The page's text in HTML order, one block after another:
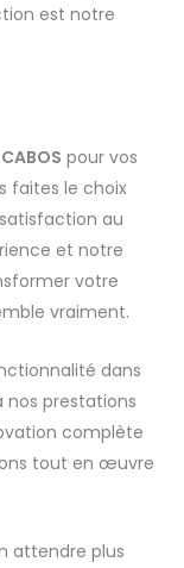
est notre
pour vos
faites le choix
au
et notre
votre
vraiment.
dans
prestations
complète
tout en œuvre
attendre plus